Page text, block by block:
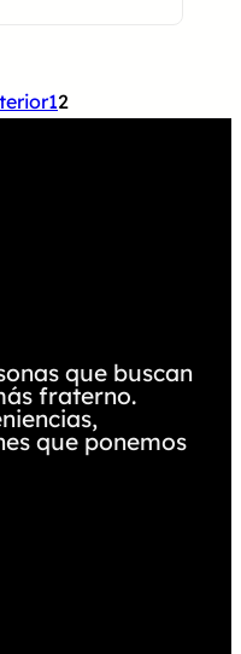
12
que buscan
fraterno.
que ponemos